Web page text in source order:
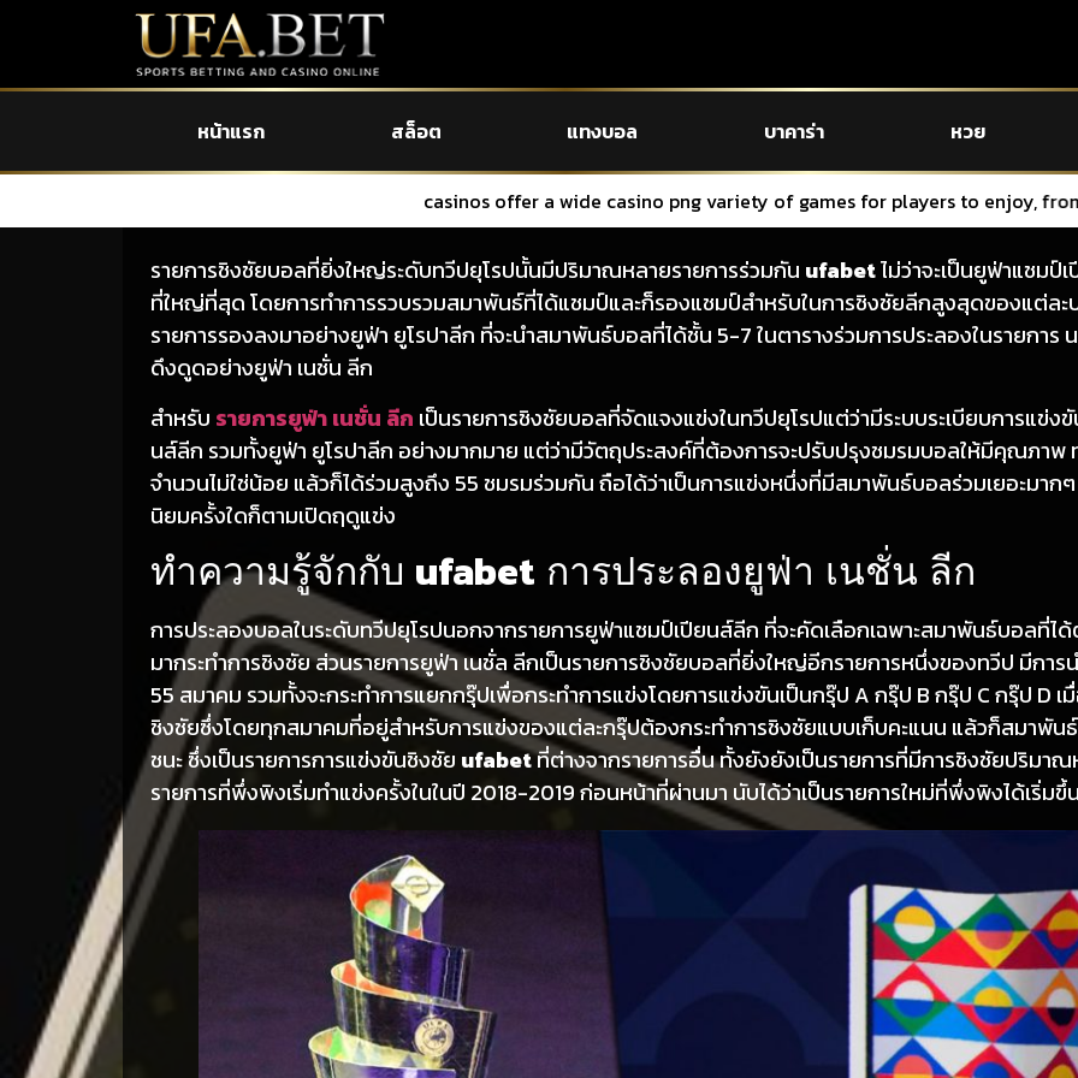
หน้าแรก สล็อต แทงบอล บาคาร่า หวย
casinos offer a wide casino png variety of games for players to enjoy, from slot machines
รายการชิงชัยบอลที่ยิ่งใหญ่ระดับทวีปยุโรปนั้นมีปริมาณหลายรายการร่วมกัน ufabetไม่ว่าจะเป็นยูฟ่าแชมป์
ที่ใหญ่ที่สุด โดยการทำการรวบรวมสมาพันธ์ที่ได้แชมป์และก็รองแชมป์สำหรับในการชิงชัยลีกสูงสุดของแต่ละ
รายการรองลงมาอย่างยูฟ่า ยูโรปาลีก ที่จะนำสมาพันธ์บอลที่ได้ชั้น 5-7 ในตารางร่วมการประลองในรายกา
ดึงดูดอย่างยูฟ่า เนชั่น ลีก
สำหรับ รายการยูฟ่า เนชั่น ลีก เป็นรายการชิงชัยบอลที่จัดแจงแข่งในทวีปยุโรปแต่ว่ามีระบบระเบียบการแข่
นส์ลีก รวมทั้งยูฟ่า ยูโรปาลีก อย่างมากมาย แต่ว่ามีวัตถุประสงค์ที่ต้องการจะปรับปรุงชมรมบอลให้มีคุณภา
จำนวนไม่ใช่น้อย แล้วก็ได้ร่วมสูงถึง 55 ชมรมร่วมกัน ถือได้ว่าเป็นการแข่งหนึ่งที่มีสมาพันธ์บอลร่วมเยอะมา
นิยมครั้งใดก็ตามเปิดฤดูแข่ง
ทำความรู้จักกับ ufabet การประลองยูฟ่า เนชั่น ลีก
การประลองบอลในระดับทวีปยุโรปนอกจากรายการยูฟ่าแชมป์เปียนส์ลีก ที่จะคัดเลือกเฉพาะสมาพันธ์บอลที่ไ
มากระทำการชิงชัย ส่วนรายการยูฟ่า เนชั่ล ลีกเป็นรายการชิงชัยบอลที่ยิ่งใหญ่อีกรายการหนึ่งของทวีป มีก
55 สมาคม รวมทั้งจะกระทำการแยกกรุ๊ปเพื่อกระทำการแข่งโดยการแข่งขันเป็นกรุ๊ป A กรุ๊ป B กรุ๊ป C กรุ๊ป D
ชิงชัยซึ่งโดยทุกสมาคมที่อยู่สำหรับการแข่งของแต่ละกรุ๊ปต้องกระทำการชิงชัยแบบเก็บคะแนน แล้วก็สมาพันธ์
ชนะ ซึ่งเป็นรายการการแข่งขันชิงชัย ufabetที่ต่างจากรายการอื่น ทั้งยังยังเป็นรายการที่มีการชิงชัยปริมา
รายการที่พึ่งพิงเริ่มทำแข่งครั้งในในปี 2018-2019 ก่อนหน้าที่ผ่านมา นับได้ว่าเป็นรายการใหม่ที่พึ่งพิงได้เริ่มขึ้